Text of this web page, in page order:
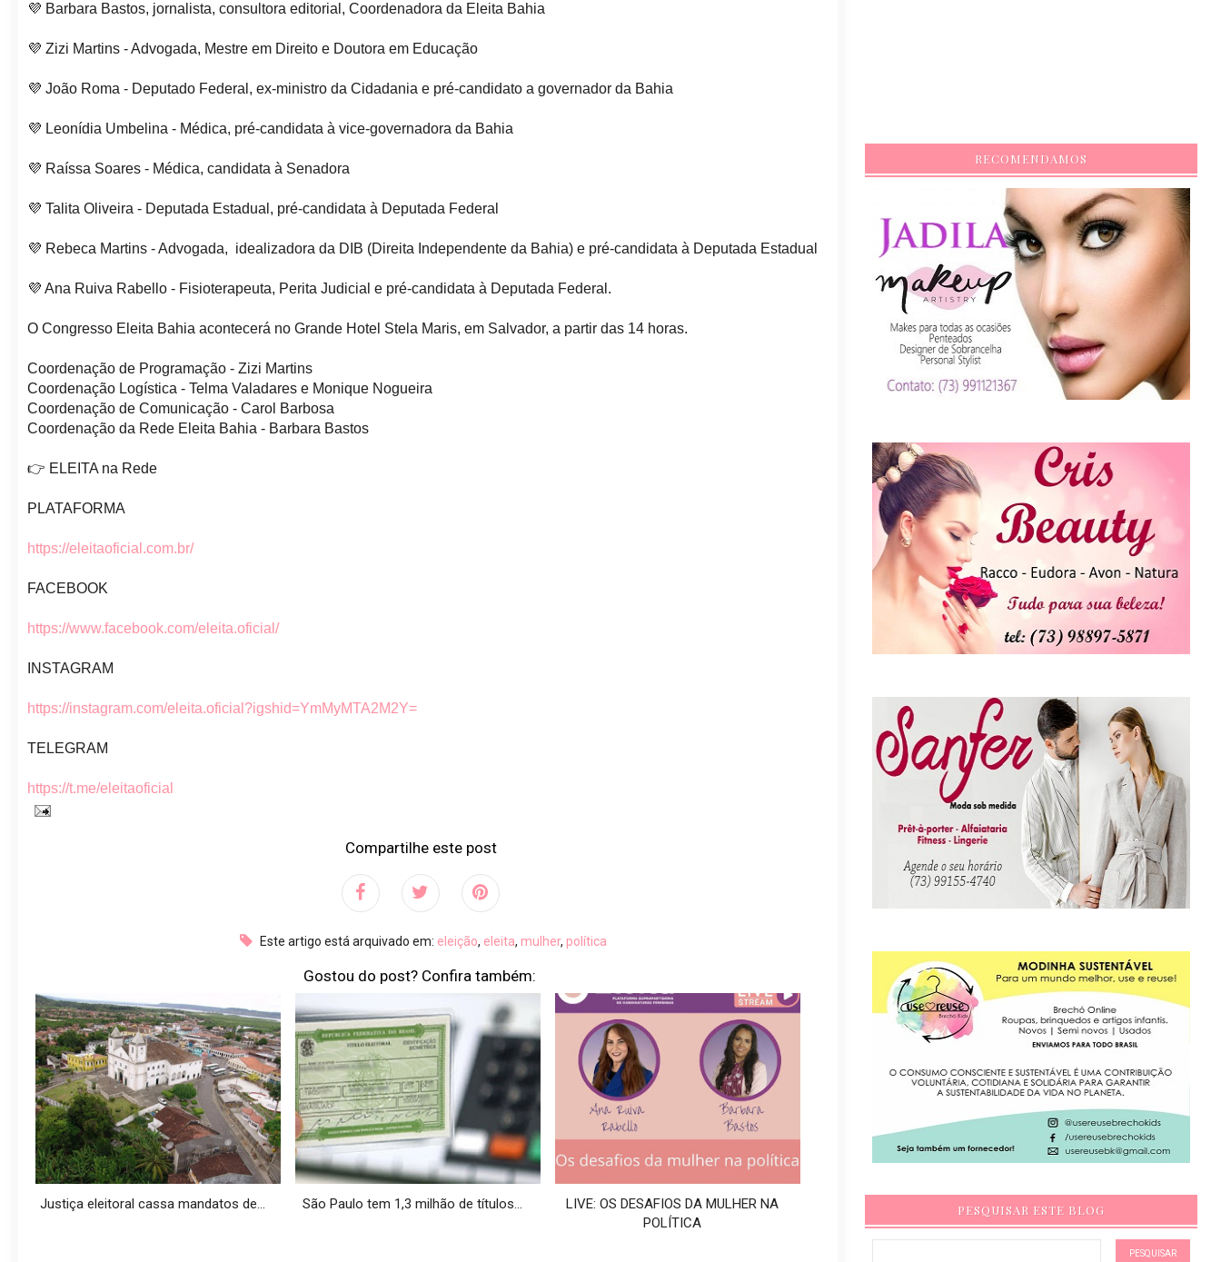
💜 Barbara Bastos, jornalista, consultora editorial, Coordenadora da Eleita Bahia
💜 Zizi Martins - Advogada, Mestre em Direito e Doutora em Educação
💜 João Roma - Deputado Federal, ex-ministro da Cidadania e pré-candidato a governador da Bahia
💜 Leonídia Umbelina - Médica, pré-candidata à vice-governadora da Bahia
💜 Raíssa Soares - Médica, candidata à Senadora
💜 Talita Oliveira - Deputada Estadual, pré-candidata à Deputada Federal
💜 Rebeca Martins - Advogada, idealizadora da DIB (Direita Independente da Bahia) e pré-candidata à Deputada Estadual
💜 Ana Ruiva Rabello - Fisioterapeuta, Perita Judicial e pré-candidata à Deputada Federal.
O Congresso Eleita Bahia acontecerá no Grande Hotel Stela Maris, em Salvador, a partir das 14 horas.
Coordenação de Programação - Zizi Martins
Coordenação Logística - Telma Valadares e Monique Nogueira
Coordenação de Comunicação - Carol Barbosa
Coordenação da Rede Eleita Bahia - Barbara Bastos
👉 ELEITA na Rede
PLATAFORMA
https://eleitaoficial.com.br/
FACEBOOK
https://www.facebook.com/eleita.oficial/
INSTAGRAM
https://instagram.com/eleita.oficial?igshid=YmMyMTA2M2Y=
TELEGRAM
https://t.me/eleitaoficial
Compartilhe este post
Este artigo está arquivado em: eleição, eleita,mulher,política
Gostou do post? Confira também:
Justiça eleitoral cassa mandatos de... São Paulo tem 1,3 milhão de títulos...
LIVE: OS DESAFIOS DA MULHER NA
POLÍTICA
RECOMENDAMOS
PESQUISAR ESTE BLOG